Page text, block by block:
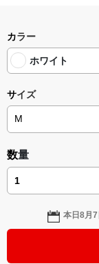
world.
From language
purpose: bringing
① Hello Collection
日本語
たった一言の「
笑顔とともに交
カラー
ホワイト
サイズ
数量
本日8月7